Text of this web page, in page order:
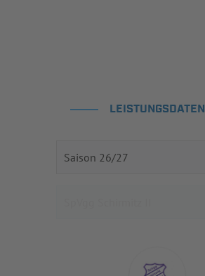
LEISTUNGSDATEN